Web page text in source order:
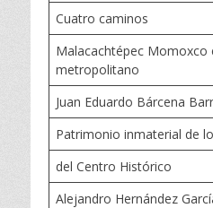
Cuatro caminos
Malacachtépec Momoxco
metropolitano
Juan Eduardo Bárcena
Patrimonio inmaterial de
del Centro Histórico
Alejandro Hernández